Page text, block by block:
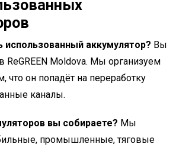
использованный аккумулятор? Вы
ReGREEN Moldova. Мы организуем
что он попадёт на переработку
каналы.
вы собираете? Мы
промышленные, тяговые